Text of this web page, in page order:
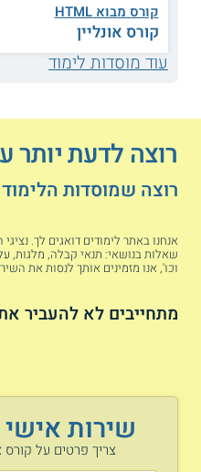
היקף הקורס משתנה בין
מספר שבועות לחודשיים,
פעם בשבוע. חלק מהקורסים
דרך האינטרנט עם הדרכות
התלמידים מתרגלים באופן
ההוראה בהן מסייעים
התלמידים ולבחור את
לתחילת הדרך באמזון.
רוצים להוביל
שיווק דיגיטלי
נושאי הלימוד
חישוב רווחים ממכירות
קורס מבוא HTML
קורס אונליין
עוד מוסדות לימוד
שירות אישי
צריך פרטים על קורס
רוצה לדעת יותר
רוצה שמוסדות הלימוד
אנחנו באתר לימודים דואגים לך.
שאלות בנושאי: תנאי קבלה, מלגות,
וכו', אנו מזמינים אותך לנסות את
מתחייבים לא להעביר